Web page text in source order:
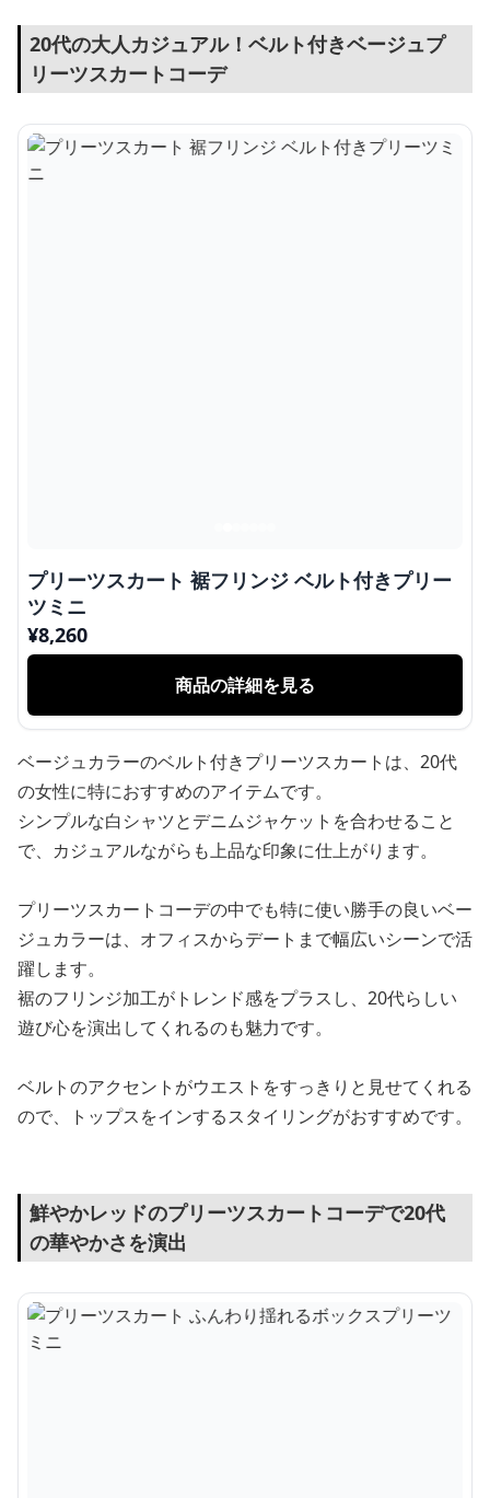
20代の大人カジュアル！ベルト付きベージュプ
リーツスカートコーデ
プリーツスカート 裾フリンジ ベルト付きプリー
ツミニ
¥8,260
商品の詳細を見る
ベージュカラーのベルト付きプリーツスカートは、20代
の女性に特におすすめのアイテムです。
シンプルな白シャツとデニムジャケットを合わせること
で、カジュアルながらも上品な印象に仕上がります。
プリーツスカートコーデの中でも特に使い勝手の良いベー
ジュカラーは、オフィスからデートまで幅広いシーンで活
躍します。
裾のフリンジ加工がトレンド感をプラスし、20代らしい
遊び心を演出してくれるのも魅力です。
ベルトのアクセントがウエストをすっきりと見せてくれる
ので、トップスをインするスタイリングがおすすめです。
鮮やかレッドのプリーツスカートコーデで20代
の華やかさを演出